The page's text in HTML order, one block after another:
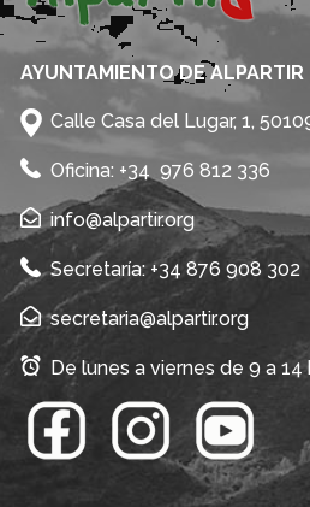
AYUNTAMIENTO DE ALPARTIR
Calle Casa del Lugar, 1,
Oficina: +34 976 812 336
info@alpartir.org
Secretaría: +34 876 908 302
secretaria@alpartir.org
De lunes a viernes de 9 a 14